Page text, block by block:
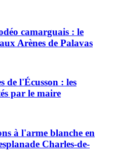
camarguais : le
Arènes de Palavas
de l'Écusson : les
par le maire
à l'arme blanche en
Charles-de-